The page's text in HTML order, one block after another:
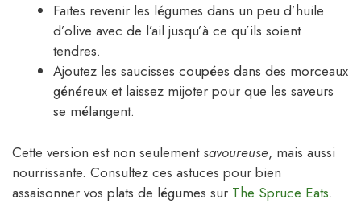
Faites revenir les légumes dans un peu d’huile
d’olive avec de l’ail jusqu’à ce qu’ils soient
tendres.
Ajoutez les saucisses coupées dans des morceaux
généreux et laissez mijoter pour que les saveurs
se mélangent.
Cette version est non seulementsavoureuse, mais aussi
nourrissante. Consultez ces astuces pour bien
assaisonner vos plats de légumes sur The Spruce Eats.